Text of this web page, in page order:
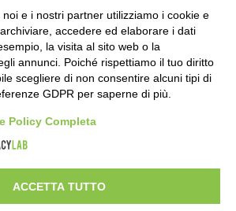
nel pieno della stagione turistica
22 ore fa
partecipazione alla Festa della
della Neve al Rifugio Ciao
Davide Loris Amantea è il
Chief Creative Officer
2 giorni fa
e i nostri partner utilizziamo i cookie e
accedere ed elaborare i dati
la visita al sito web o la
annunci. Poiché rispettiamo il tuo diritto
scegliere di non consentire alcuni tipi di
GDPR per saperne di più.
Policy Completa
ACCETTA TUTTO